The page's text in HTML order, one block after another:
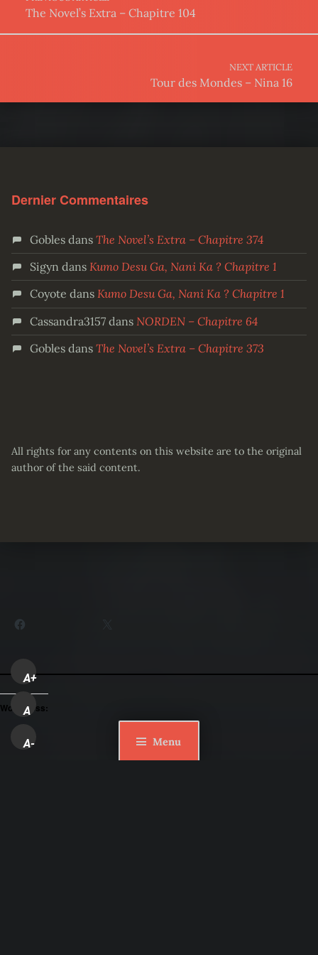
Menu
The Novel’s Extra – Chapitre 104
NEXT ARTICLE
Tour des Mondes – Nina 16
Dernier Commentaires
Goblesdans The Novel’s Extra – Chapitre 374
Sigyn dans Kumo Desu Ga, Nani Ka ? Chapitre 1
Coyote dans Kumo Desu Ga, Nani Ka ? Chapitre 1
Cassandra3157dans NORDEN – Chapitre 64
Goblesdans The Novel’s Extra – Chapitre 373
All rights for any contents on this website are to the original
author of the said content.
A+
A
A-
WordPress: